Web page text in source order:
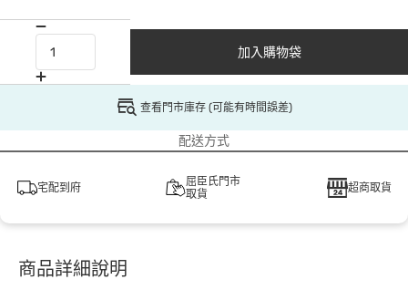
加入購物袋
查看門市庫存 (可能有時間誤差)
配送方式
宅配到府
屈臣氏門市
取貨
超商取貨
商品詳細說明